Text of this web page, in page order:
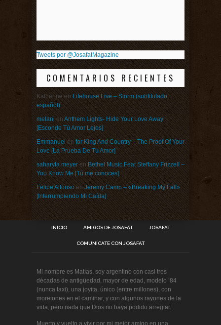
Tweets por @JosafatMagazine
COMENTARIOS RECIENTES
KatherineenLifehouse Live – Storm (subtitulado
español)
melanienAnthem Lights- Hide Your Love Away
[Esconde Tú Amor Lejos]
Emmanuelenfor King And Country – The Proof Of Your
Love [La Prueba De Tu Amor]
saharyta meyerenBethel Music Feat Steffany Frizzell –
You Know Me [Tú me conoces]
Felipe AlfonsoenJeremy Camp – «Breaking My Fall»
[Interrumpiendo Mi Caída]
INICIO AMIGOS DE JOSAFAT JOSAFAT
COMUNÍCATE CON JOSAFAT
Mi nombre es Matías, soy argentino con casi tres
décadas de antigüedad, mayor de edad, modelo ’84
(nunca taxi), una joyita, único (entre millones), con
moretones en el caminar, y con algunos rayones de la
vida, pero nada que Dios no haya podido arreglar.
Muerto y vuelto a vivir por mi mejor amigo en una